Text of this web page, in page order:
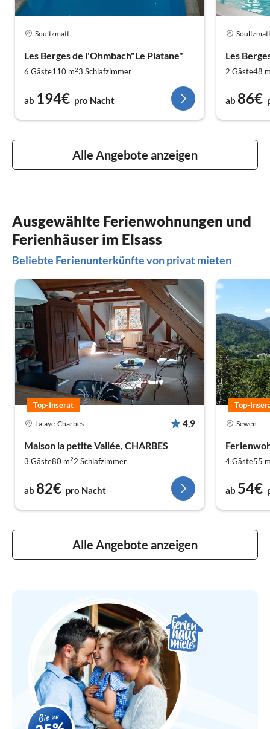
Soultzmatt
Les Berges de l'Ohmbach"Le Platane"
6 Gäste110 m23 Schlafzimmer
ab 194€ pro Nacht
Soultzmatt
Les
2 Gäste48
ab 86€
Alle Angebote anzeigen
Ausgewählte Ferienwohnungen und
Ferienhäuser im Elsass
Beliebte Ferienunterkünfte von privat mieten
Lalaye-Charbes 4,9
Maison la petite Vallée, CHARBES
3 Gäste80 m22 Schlafzimmer
ab 82€ pro Nacht
Top-Inserat
Sewen
4 Gäste55
ab 54€
Top-
Alle Angebote anzeigen